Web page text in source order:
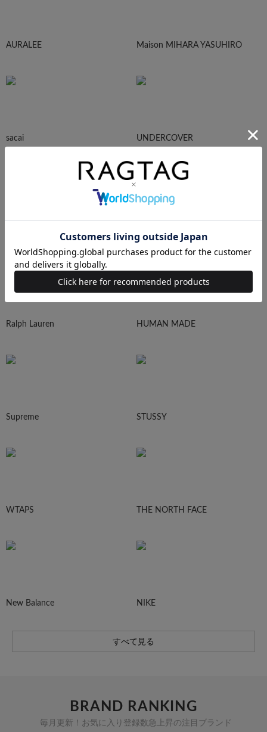
AURALEE Maison MIHARA YASUHIRO
sacai UNDERCOVER
N.HOOLYWOOD Needles
Ralph Lauren HUMAN MADE
Supreme STUSSY
WTAPS THE NORTH FACE
New Balance NIKE
すべて見る
BRAND RANKING
毎月更新！お気に入り登録数急上昇の注目ブランド